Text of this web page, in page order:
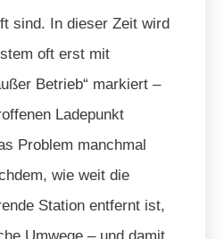
sind. In dieser Zeit wird
oft erst mit
Betrieb“ markiert –
Ladepunkt
Problem manchmal
wie weit die
Station entfernt ist,